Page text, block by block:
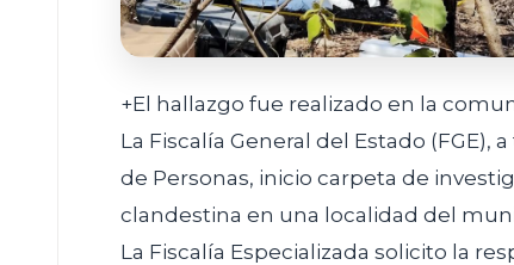
+El hallazgo fue realizado en la
La Fiscalía General del Estado (FGE),
de Personas, inicio carpeta de
clandestina en una localidad del
La Fiscalía Especializada solicito la